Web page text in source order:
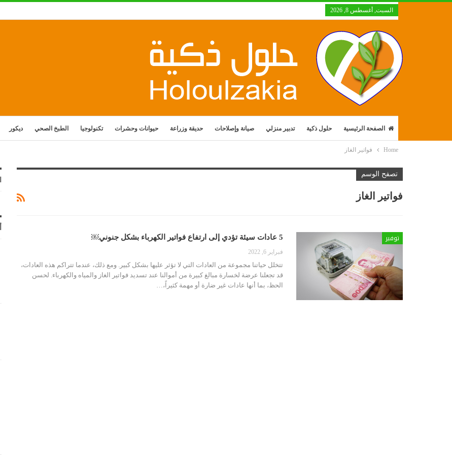
السبت, أغسطس 8, 2026
الصفحة الرئيسية حلول ذكية تدبير منزلي صيانة وإصلاحات حديقة وزراعة حيوانات وحشرات تكنولوجيا الطبخ الصحي ديكور
Home فواتير الغاز
تصفح الوسم
فواتير الغاز
توفير 5 عادات سيئة تؤدي إلى ارتفاع فواتير الكهرباء بشكل جنوني￼
فبراير 6, 2022
تتخلل حياتنا مجموعة من العادات التي لا تؤثر عليها بشكل كبير. ومع ذلك، عندما تتراكم هذه العادات،
قد تجعلنا عرضة لخسارة مبالغ كبيرة من أموالنا عند تسديد فواتير الغاز والمياه والكهرباء. لحسن
الحظ، بما أنها عادات غير ضارة أو مهمة كثيراً،